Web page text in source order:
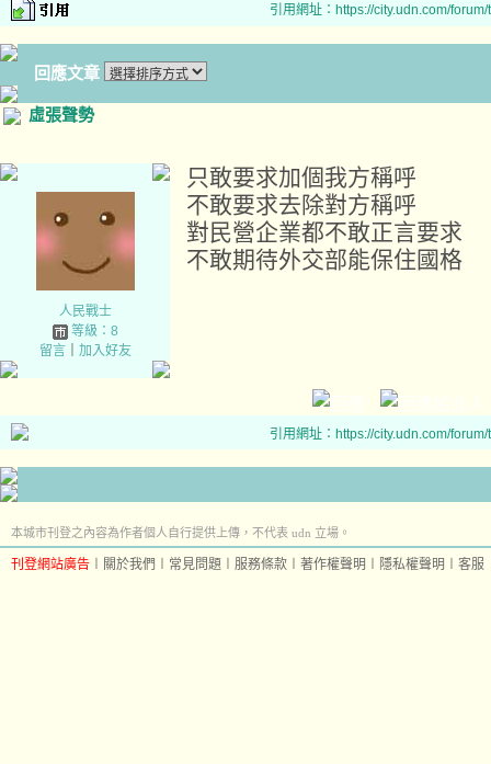
引用網址：https://city.udn.com/
回應文章
虛張聲勢
人民戰士
等級：8
留言｜ 加入好友
只敢要求加個我方稱呼
不敢要求去除對方稱呼
對民營企業都不敢正言要求
不敢期待外交部能保住國格
引用網址：https://city.udn.com/
本城市刊登之內容為作者個人自行提供上傳，不代表 udn 立場。
刊登網站廣告 關於我們 常見問題 服務條款 著作權聲明 隱私權聲明 客服